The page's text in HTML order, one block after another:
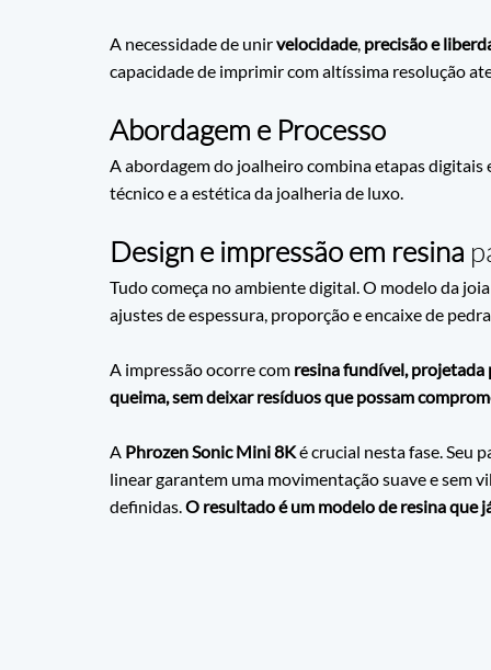
A necessidade de unir velocidade, precisão e
capacidade de imprimir com altíssima resolução
Abordagem e Processo
A abordagem do joalheiro combina etapas
técnico e a estética da joalheria de luxo.
Design e impressão em resina
Tudo começa no ambiente digital. O modelo da
ajustes de espessura, proporção e encaixe de
A impressão ocorre com resina fundível, projetada
queima, sem deixar resíduos que possam
A Phrozen Sonic Mini 8K é crucial nesta fase. Seu
linear garantem uma movimentação suave e sem
definidas. O resultado é um modelo de resina que